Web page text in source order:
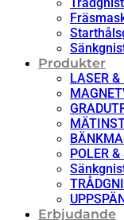
Produkter
LASER &
POLER
Erbjudande